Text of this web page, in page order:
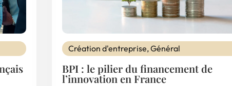
Création d'entreprise,Général
BPI : le pilier du financement de
l’innovation en France